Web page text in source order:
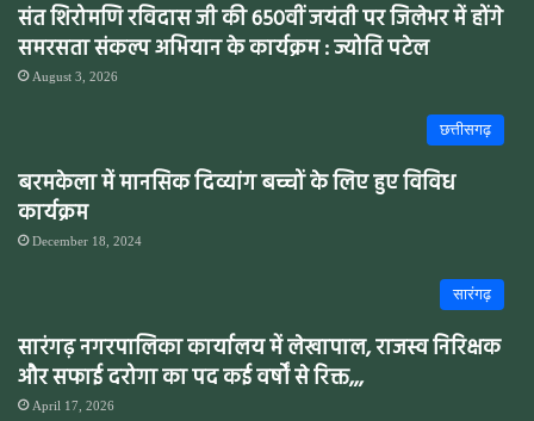
संत शिरोमणि रविदास जी की 650वीं जयंती पर जिलेभर में होंगे
समरसता संकल्प अभियान के कार्यक्रम : ज्योति पटेल
August 3, 2026
छत्तीसगढ़
बरमकेला में मानसिक दिव्यांग बच्चों के लिए हुए विविध
कार्यक्रम
December 18, 2024
सारंगढ़
सारंगढ़ नगरपालिका कार्यालय में लेखापाल, राजस्व निरिक्षक
और सफाई दरोगा का पद कई वर्षों से रिक्त,,,
April 17, 2026